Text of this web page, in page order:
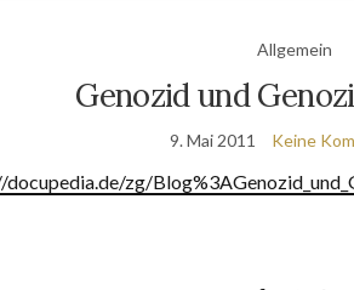
Allgemein
Genozid und
9. Mai 2011 Keine
zg/